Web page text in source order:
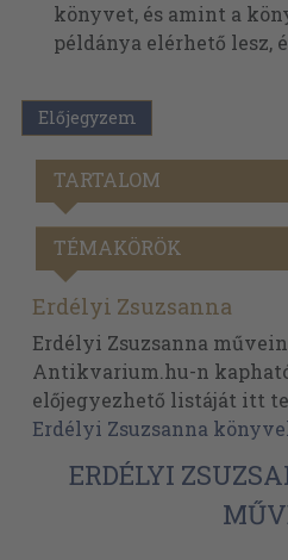
könyvet, és amint a
példánya elérhető lesz,
Előjegyzem
TARTALOM
TÉMAKÖRÖK
Erdélyi Zsuzsanna
Erdélyi Zsuzsanna
Antikvarium.hu-n
előjegyezhető listáját itt
Erdélyi Zsuzsanna
ERDÉLYI